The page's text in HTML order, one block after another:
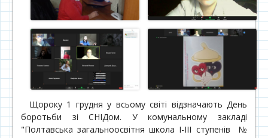
Щороку 1 грудня у всьому світі відзначають День
боротьби зі СНІДом. У комунальному закладі
"Полтавська загальноосвітня школа I-III ступенів №